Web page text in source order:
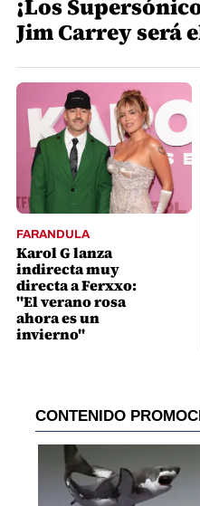
¡Los
Jim Carrey será
FARANDULA
Karol G lanza
indirecta muy
directa a Ferxxo:
"El verano rosa
ahora es un
invierno"